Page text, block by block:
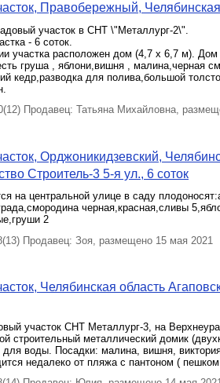
Правобережный, Челябинская
участок в СНТ \"Металлург-2\".
- 6 соток.
участка расположен дом (4,7 x 6,7 м). Дом
груша , яблони,вишня , малина,черная
кедр,разводка для полива,большой
Продавец: Татьяна Михайловна,
Орджоникидзевский,
Строитель-3 5-я ул., 6 соток
на центральной улице в саду
черная,красная,сливы
2
Продавец: Зоя, размещено 15 мая 2021
Челябинская область
участок СНТ Металлург-3, на
строительный металлический домик
для воды. Посадки: малина, вишня,
недалеко от пляжа с пантоном (